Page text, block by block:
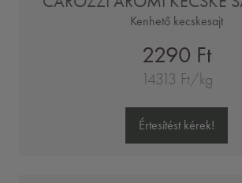
Kenhető kecskesajt
2290 Ft
14313 Ft/kg
Értesítést kérek!